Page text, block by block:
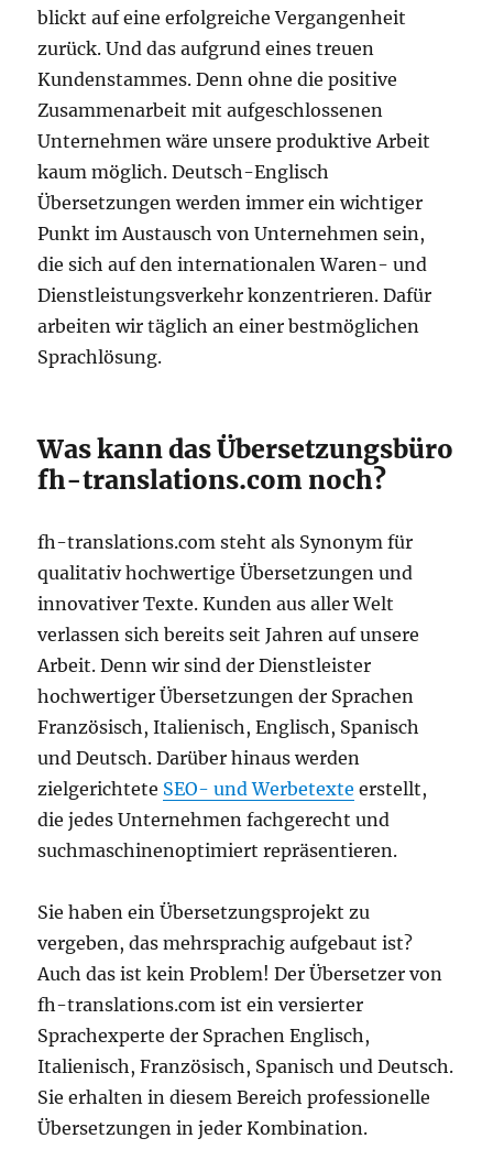
blickt auf eine erfolgreiche Vergangenheit
zurück. Und das aufgrund eines treuen
Kundenstammes. Denn ohne die positive
Zusammenarbeit mit aufgeschlossenen
Unternehmen wäre unsere produktive Arbeit
kaum möglich. Deutsch-Englisch
Übersetzungen werden immer ein wichtiger
Punkt im Austausch von Unternehmen sein,
die sich auf den internationalen Waren- und
Dienstleistungsverkehr konzentrieren. Dafür
arbeiten wir täglich an einer bestmöglichen
Sprachlösung.
Was kann das Übersetzungsbüro
fh-translations.com noch?
fh-translations.com steht als Synonym für
qualitativ hochwertige Übersetzungen und
innovativer Texte. Kunden aus aller Welt
verlassen sich bereits seit Jahren auf unsere
Arbeit. Denn wir sind der Dienstleister
hochwertiger Übersetzungen der Sprachen
Französisch, Italienisch, Englisch, Spanisch
und Deutsch. Darüber hinaus werden
zielgerichtete SEO- und Werbetexte erstellt,
die jedes Unternehmen fachgerecht und
suchmaschinenoptimiert repräsentieren.
Sie haben ein Übersetzungsprojekt zu
vergeben, das mehrsprachig aufgebaut ist?
Auch das ist kein Problem! Der Übersetzer von
fh-translations.com ist ein versierter
Sprachexperte der Sprachen Englisch,
Italienisch, Französisch, Spanisch und Deutsch.
Sie erhalten in diesem Bereich professionelle
Übersetzungen in jeder Kombination.